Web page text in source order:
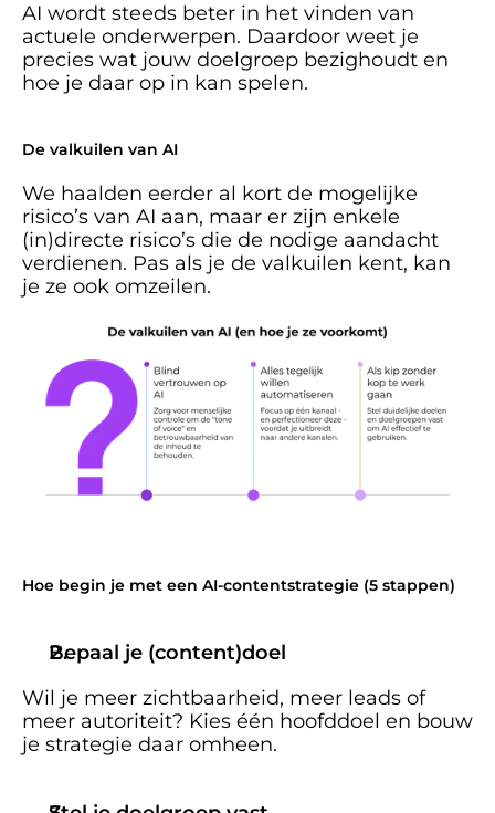
AI wordt steeds beter in het vinden van
actuele onderwerpen. Daardoor weet je
precies wat jouw doelgroep bezighoudt en
hoe je daar op in kan spelen.
De valkuilen van AI
We haalden eerder al kort de mogelijke
risico’s van AI aan, maar er zijn enkele
(in)directe risico’s die de nodige aandacht
verdienen. Pas als je de valkuilen kent, kan
je ze ook omzeilen.
Hoe begin je met een AI-contentstrategie (5 stappen)
Bepaal je (content)doel
Wil je meer zichtbaarheid, meer leads of
meer autoriteit? Kies één hoofddoel en bouw
je strategie daar omheen.